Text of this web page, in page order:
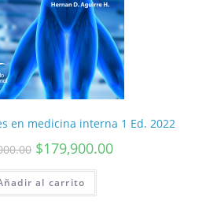
en medicina interna 1 Ed. 2022
$179,900.00
al carrito